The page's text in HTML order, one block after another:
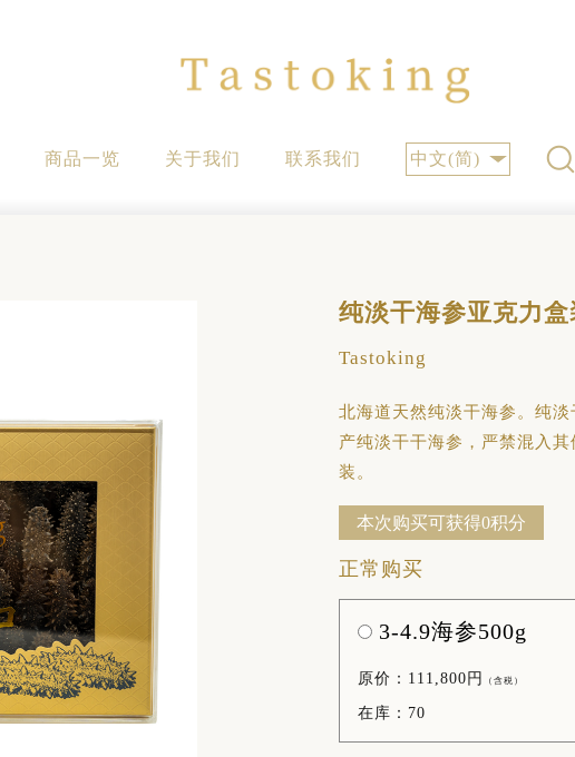
商品一览 关于我们 联系我们 中文(简)
纯淡干海参亚克力盒
Tastoking
北海道天然纯淡干海参。纯
产纯淡干干海参，严禁混入
装。
本次购买可获得0积分
正常购买
3-4.9海参500g
原价：111,800円 （含税）
在库：70